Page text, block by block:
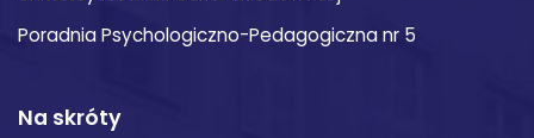
Poradnia Psychologiczno-Pedagogiczna nr 5
Na skróty